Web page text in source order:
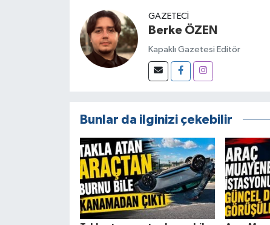
GAZETECI
Berke ÖZEN
Kapaklı Gazetesi Editör
Bunlar da ilginizi çekebilir